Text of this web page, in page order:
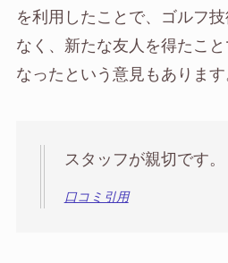
を利用したことで、ゴルフ
なく、新たな友人を得たこ
なったという意見もあります
スタッフが親切です。
口コミ引用